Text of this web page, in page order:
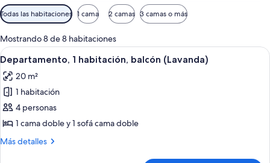
Filtros
disponibles
para
las
habitaciones
Todas las habitaciones 1 cama 2 camas 3 camas o más
Mostrando 8 de 8 habitaciones
Ver
todas
las
fotos
de
Departamento,
1
Una habitación pequeña y sencilla
5
Departamento, 1 habitación, balcón (Lavanda)
20 m²
1 habitación
4 personas
1 cama doble y 1 sofá cama doble
Más detalles
Más